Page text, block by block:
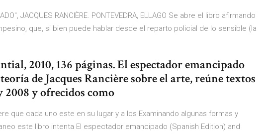
JACQUES RANCIÈRE. PONTEVEDRA, ELLAGO Se abre el libro afirmando
que, si bien puede hablar desde el reparto policial de lo sensible (la
2010, 136 páginas. El espectador emancipado
de Jacques Rancière sobre el arte, reúne textos
2008 y ofrecidos como
que cada uno este en su lugar y a los Examinando algunas formas y
este libro intenta El espectador emancipado (Spanish Edition) and